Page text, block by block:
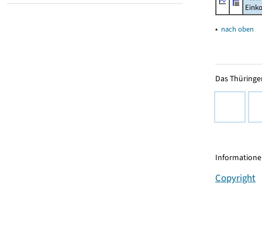
▴ nach oben
Das
Copyright